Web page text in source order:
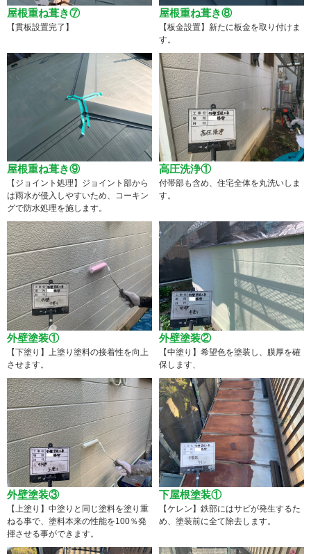
屋根重ね葺き⑦
【貫板設置完了】
屋根重ね葺き⑧
【板金設置】新たに板金を取り付けま
す。
屋根重ね葺き⑨
【ジョイント処理】ジョイント部から
は雨水が侵入しやすいため、コーキン
グで防水処理を施します。
高圧洗浄①
付帯部も含め、住宅全体を丸洗いしま
す。
外壁塗装①
【下塗り】上塗り塗料の接着性を向上
させます。
外壁塗装②
【中塗り】希望色を塗装し、膜厚を確
保します、
外壁塗装③
【上塗り】中塗りと同じ塗料を塗り重
ねる事で、塗料本来の性能を100％発
揮させる事ができます。
下屋根塗装①
【ケレン】鉄部にはサビが発生するた
め、塗装前に全て除去します。